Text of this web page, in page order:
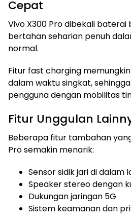
Cepat
Vivo X300 Pro dibekali
bertahan seharian penuh
normal.
Fitur fast charging
dalam waktu singkat,
pengguna dengan mobilitas
Fitur Unggulan
Beberapa fitur tambahan
Pro semakin menarik:
Sensor sidik jari di dalam
Speaker stereo dengan
Dukungan jaringan 5G
Sistem keamanan dan